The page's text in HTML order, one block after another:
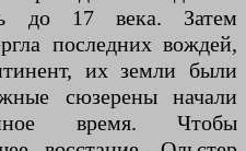
до 17 века. Затем
последних вождей,
их земли были
сюзерены начали
время. Чтобы